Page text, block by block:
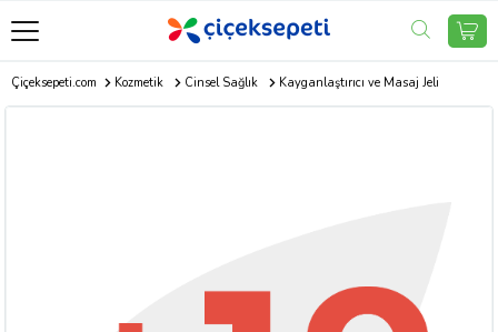
Çiçeksepeti.com Kozmetik Cinsel Sağlık Kayganlaştırıcı ve Masaj Jeli